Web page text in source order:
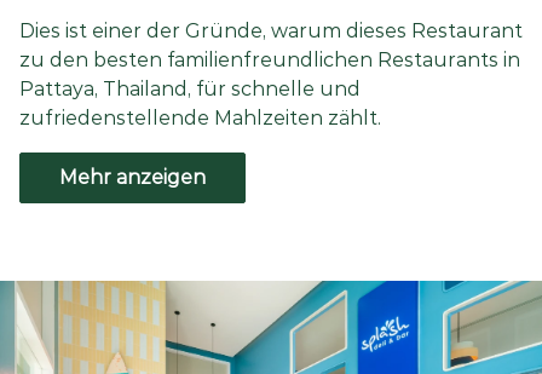
Dies ist einer der Gründe, warum dieses Restaurant
zu den besten familienfreundlichen Restaurants in
Pattaya, Thailand, für schnelle und
zufriedenstellende Mahlzeiten zählt.
Mehr anzeigen